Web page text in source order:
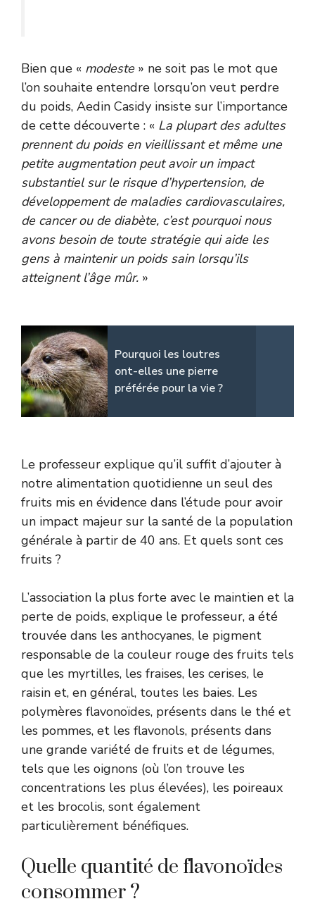
Bien que « modeste» ne soit pas le mot que
l’on souhaite entendre lorsqu’on veut perdre
du poids, Aedin Casidy insiste sur l’importance
de cette découverte : « La plupart des adultes
prennent du poids en vieillissant et même une
petite augmentation peut avoir un impact
substantiel sur le risque d’hypertension, de
développement de maladies cardiovasculaires,
de cancer ou de diabète, c’est pourquoi nous
avons besoin de toute stratégie qui aide les
gens à maintenir un poids sain lorsqu’ils
atteignent l’âge mûr. »
Pourquoi les loutres
ont-elles une pierre
préférée pour la vie ?
Le professeur explique qu’il suffit d’ajouter à
notre alimentation quotidienne un seul des
fruits mis en évidence dans l’étude pour avoir
un impact majeur sur la santé de la population
générale à partir de 40 ans. Et quels sont ces
fruits ?
L’association la plus forte avec le maintien et la
perte de poids, explique le professeur, a été
trouvée dans les anthocyanes, le pigment
responsable de la couleur rouge des fruits tels
que les myrtilles, les fraises, les cerises, le
raisin et, en général, toutes les baies. Les
polymères flavonoïdes, présents dans le thé et
les pommes, et les flavonols, présents dans
une grande variété de fruits et de légumes,
tels que les oignons (où l’on trouve les
concentrations les plus élevées), les poireaux
et les brocolis, sont également
particulièrement bénéfiques.
Quelle quantité de flavonoïdes
consommer ?